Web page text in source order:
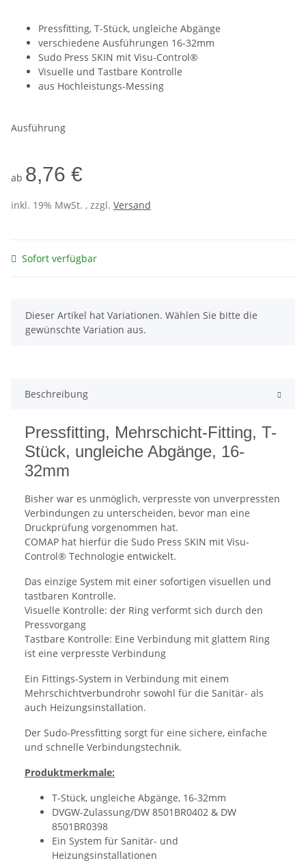
Pressfitting, T-Stück, ungleiche Abgänge
verschiedene Ausführungen 16-32mm
Sudo Press SKIN mit Visu-Control®
Visuelle und Tastbare Kontrolle
aus Hochleistungs-Messing
Ausführung
ab 8,76 €
inkl. 19% MwSt. , zzgl. Versand
Sofort verfügbar
x
Dieser Artikel hat Variationen. Wählen Sie bitte die
gewünschte Variation aus.
Beschreibung
Pressfitting, Mehrschicht-Fitting, T-
Stück, ungleiche Abgänge, 16-
32mm
Bisher war es unmöglich, verpresste von unverpressten
Verbindungen zu unterscheiden, bevor man eine
Druckprüfung vorgenommen hat.
COMAP hat hierfür die Sudo Press SKIN mit Visu-
Control® Technologie entwickelt.
Das einzige System mit einer sofortigen visuellen und
tastbaren Kontrolle.
Visuelle Kontrolle: der Ring verformt sich durch den
Pressvorgang
Tastbare Kontrolle: Eine Verbindung mit glattem Ring
ist eine verpresste Verbindung
Ein Fittings-System in Verbindung mit einem
Mehrschichtverbundrohr sowohl für die Sanitär- als
auch Heizungsinstallation.
Der Sudo-Pressfitting sorgt für eine sichere, einfache
und schnelle Verbindungstechnik.
Produktmerkmale:
T-Stück, ungleiche Abgänge, 16-32mm
DVGW-Zulassung/DW 8501BR0402 & DW
8501BR0398
Ein System für Sanitär- und
Heizungsinstallationen